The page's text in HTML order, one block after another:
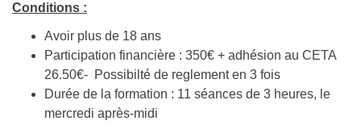
Conditions :
Avoir plus de 18 ans
Participation financière : 350€ + adhésion au CETA
26.50€- Possibilté de reglement en 3 fois
Durée de la formation : 11 séances de 3 heures, le
mercredi après-midi